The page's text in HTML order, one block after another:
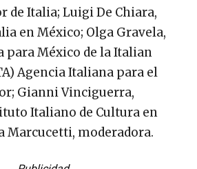
de Italia; Luigi De Chiara,
en México; Olga Gravela,
para México de la Italian
Agencia Italiana para el
Gianni Vinciguerra,
Italiano de Cultura en
Marcucetti, moderadora.